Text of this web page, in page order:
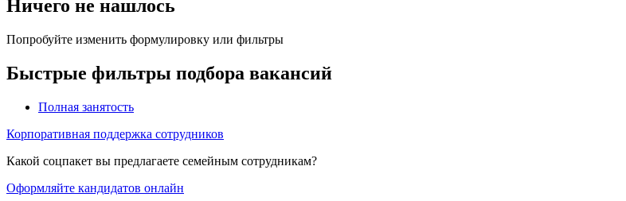
Ничего не нашлось
Попробуйте изменить формулировку или фильтры
Быстрые фильтры подбора вакансий
Полная занятость
Корпоративная поддержка сотрудников
Какой соцпакет вы предлагаете семейным сотрудникам?
Оформляйте кандидатов онлайн